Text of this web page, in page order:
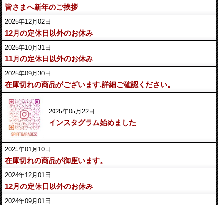
皆さまへ新年のご挨拶
2025年12月02日
12月の定休日以外のお休み
2025年10月31日
11月の定休日以外のお休み
2025年09月30日
在庫切れの商品がございます,詳細ご確認ください。
2025年05月22日
インスタグラム始めました
2025年01月10日
在庫切れの商品が御座います。
2024年12月01日
12月の定休日以外のお休み
2024年09月01日